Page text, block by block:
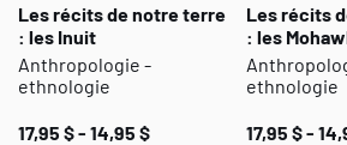
Les récits de notre terre
: les Inuit
Anthropologie -
ethnologie
17,95 $ - 14,95 $
Les récits
: les
ethnologie
17,95 $ -